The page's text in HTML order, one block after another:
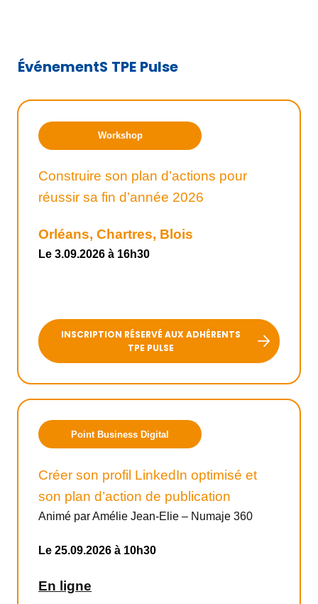
Découvrir
BGE
Créer
mon entreprise
Développer
ÉvénementS TPE Pulse
Workshop
Construire son plan d’actions pour
réussir sa fin d’année 2026
Orléans, Chartres, Blois
Le 3.09.2026 à 16h30
INSCRIPTION RÉSERVÉ AUX ADHÉRENTS
TPE PULSE
Point Business Digital
Créer son profil LinkedIn optimisé et
son plan d’action de publication
Animé par Amélie Jean-Elie – Numaje 360
Le 25.09.2026 à 10h30
En ligne